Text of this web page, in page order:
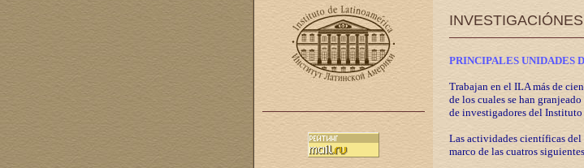
INVESTIGACIÓNES
PRINCIPALES UNIDADES
Trabajan en el ILA más de
de los cuales se han
de investigadores del
Las actividades científicas
marco de las cuatros